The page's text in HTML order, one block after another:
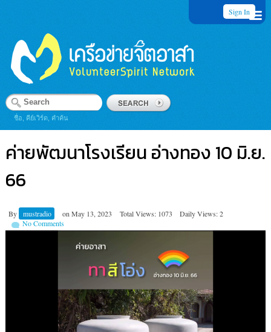
Sign In
ชื่อ, คีย์เวิร์ด, คำค้น
ค่ายพัฒนาโรงเรียน อ่างทอง 10 มิ.ย.
66
By mustradio on May 13, 2023 Total Views: 1073
Daily Views: 2
No Comments